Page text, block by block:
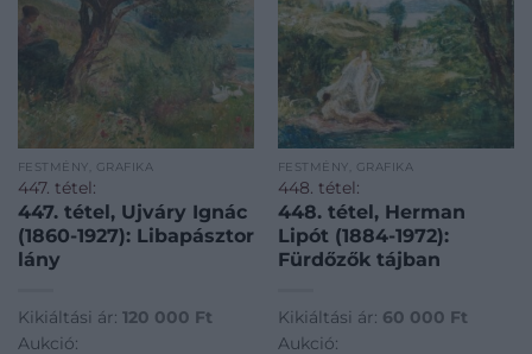
FESTMÉNY, GRAFIKA
447. tétel:
447. tétel, Ujváry Ignác
(1860-1927): Libapásztor
lány
Kikiáltási ár: 120 000 Ft
Aukció:
FESTMÉNY, GRAFIKA
448. tétel:
448. tétel, Herman
Lipót (1884-1972):
Fürdőzők tájban
Kikiáltási ár: 60 000 Ft
Aukció: